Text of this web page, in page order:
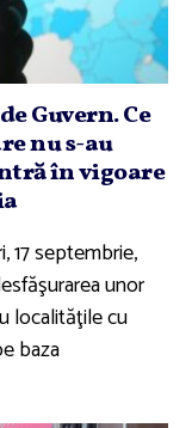
Guvern. Ce
nu s-au
în vigoare
17 septembrie,
unor
localităţile cu
baza